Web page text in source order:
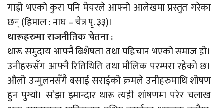
गाह्रो भएको कुरा पनि मेयरले आफ्नो आलेखमा प्रस्तुत गरेका
छन् (हिमाल : माघ – चैत्र पृ. ३३)।
थारूहरुमा राजनीतिक चेतना :
थारू समुदाय आफ्नै बिशेषता तथा पहिचान भएको समाज हो।
उनीहरुसँग आफ्नै रितिथिति तथा मौलिक परम्परा रहेको छ।
औलो उन्मुलनसँगै बसाई सराईको क्रमले उनीहरुमाथि शोषण
हुन पुग्यो। सोझा इमान्दार थारू त्यही शोषणमा परेर चलाख